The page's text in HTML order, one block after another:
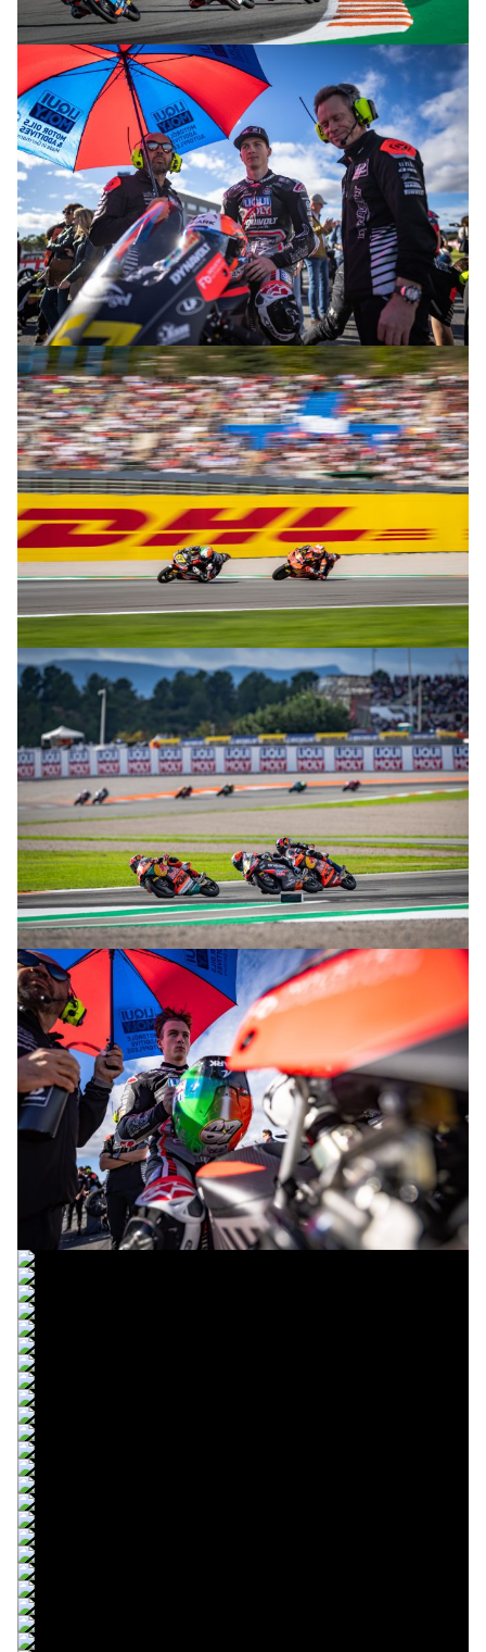
© R. Lekl
© R. Lekl
© R. Lekl
© R. Lekl
© R. Lekl
© R. Lekl
© R. Lekl
© R. Lekl
© R. Lekl
© R. Lekl
© R. Lekl
© R. Lekl
© R. Lekl
© R. Lekl
© R. Lekl
© R. Lekl
© R. Lekl
© R. Lekl
© R. Lekl
© R. Lekl
© R. Lekl
© R. Lekl
© R. Lekl
© R. Lekl
© R. Lekl
© R. Lekl